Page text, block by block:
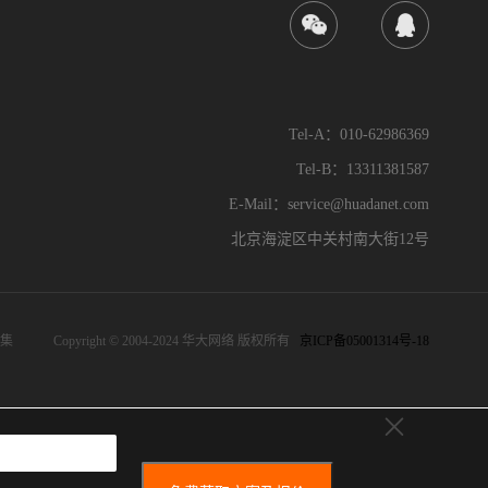
Tel-A：010-62986369
Tel-B：13311381587
E-Mail：service@huadanet.com
北京海淀区中关村南大街12号
Copyright © 2004-2024 华大网络 版权所有 京ICP备05001314号-18